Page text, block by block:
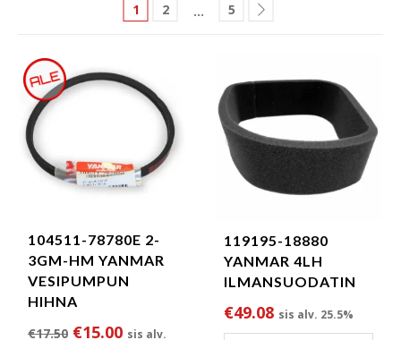
1 2 … 5
104511-78780E 2-
3GM-HM YANMAR
VESIPUMPUN
HIHNA
€17.50 Alkuperäinen hinta oli: €17.50.
€15.00Nykyinen hinta on: €15.00.
sis alv.
119195-18880
YANMAR 4LH
ILMANSUODATIN
€49.08 sis alv. 25.5%